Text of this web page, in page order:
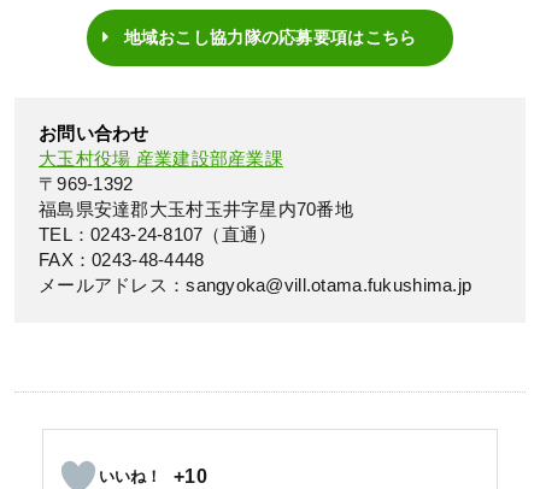
地域おこし協力隊の応募要項はこちら
お問い合わせ
大玉村役場 産業建設部産業課
〒969-1392
福島県安達郡大玉村玉井字星内70番地
TEL：0243-24-8107（直通）
FAX：0243-48-4448
メールアドレス：sangyoka@vill.otama.fukushima.jp
+10